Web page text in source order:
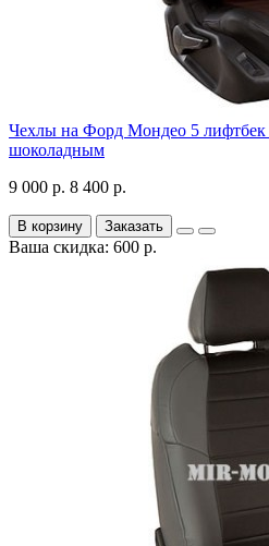
Чехлы на Форд Мондео 5 лифтбек
шоколадным
9 000 р. 8 400 р.
В корзину Заказать
Ваша скидка: 600 р.